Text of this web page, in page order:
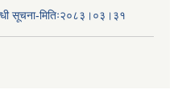
सूचना-मितिः२०८३।०३।३१